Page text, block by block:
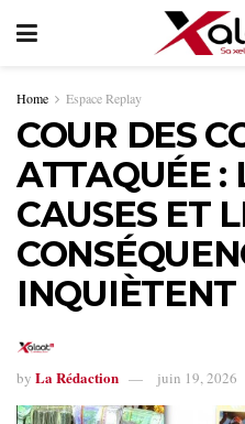
Home Espace Replay
COUR DES
ATTAQUÉE :
CAUSES ET
INQUIÈTENT
by La Rédaction juin 19, 2026